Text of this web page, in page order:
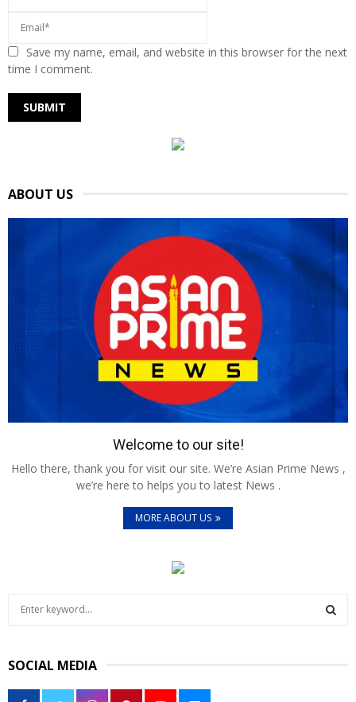
Save my name, email, and website in this browser for the next
time I comment.
ABOUT US
Welcome to our site!
Hello there, thank you for visit our site. We’re Asian Prime News ,
we’re here to helps you to latest News .
MORE ABOUT US
c
SOCIAL MEDIA